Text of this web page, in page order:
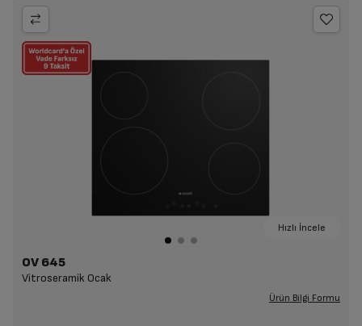
Hızlı İncele
OV 645
Vitroseramik Ocak
Ürün Bilgi Formu